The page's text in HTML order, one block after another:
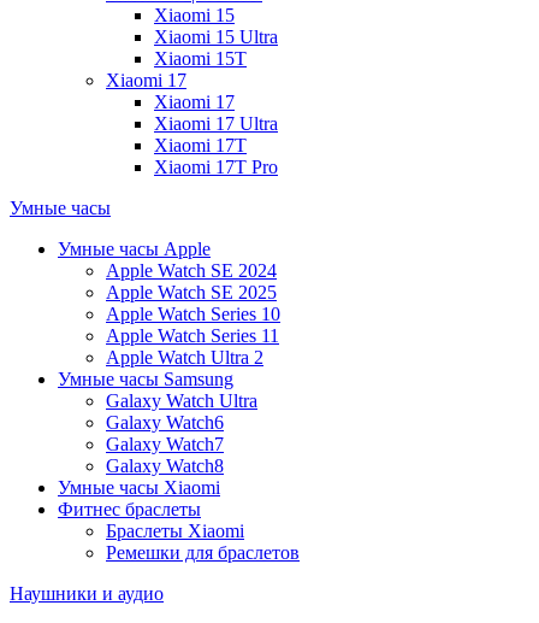
Xiaomi 15
Xiaomi 15 Ultra
Xiaomi 15T
Xiaomi 17
Xiaomi 17
Xiaomi 17 Ultra
Xiaomi 17T
Xiaomi 17T Pro
Умные часы
Умные часы Apple
Apple Watch SE 2024
Apple Watch SE 2025
Apple Watch Series 10
Apple Watch Series 11
Apple Watch Ultra 2
Умные часы Samsung
Galaxy Watch Ultra
Galaxy Watch6
Galaxy Watch7
Galaxy Watch8
Умные часы Xiaomi
Фитнес браслеты
Браслеты Xiaomi
Ремешки для браслетов
Наушники и аудио